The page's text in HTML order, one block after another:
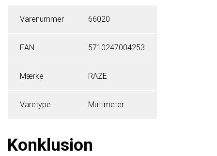
Varenummer 66020
EAN 5710247004253
Mærke RAZE
Varetype Multimeter
Konklusion